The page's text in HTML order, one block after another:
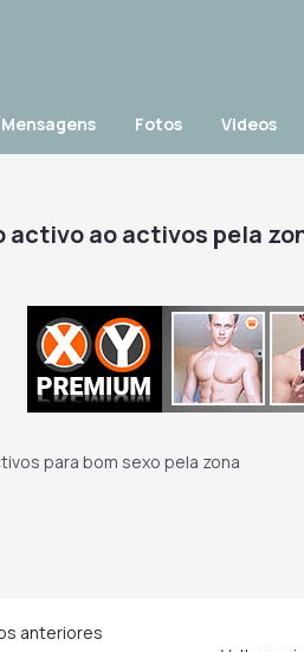
Mensagens Fotos Videos
activo ao activos pela
para bom sexo pela zona
anteriores